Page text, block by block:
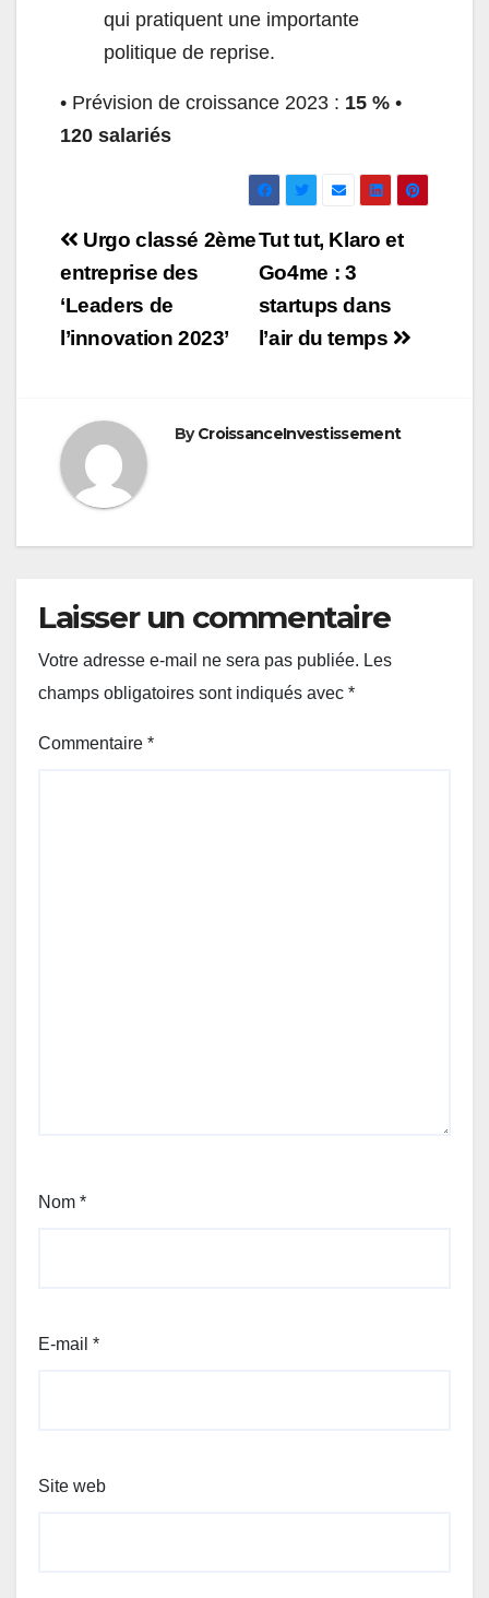
qui pratiquent une importante
politique de reprise.
• Prévision de croissance 2023 : 15 % •
120 salariés
Navigation
de
l’article
Tut tut, Klaro et
Go4me : 3
startups dans
l’air du temps
Urgo classé 2ème
entreprise des
‘Leaders de
l’innovation 2023’
ByCroissanceInvestissement
Laisser un commentaire
Votre adresse e-mail ne sera pas publiée. Les
champs obligatoires sont indiqués avec *
Commentaire *
Nom *
E-mail *
Site web